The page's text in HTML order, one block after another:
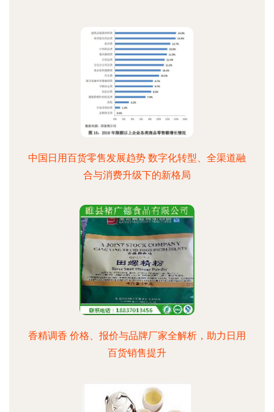
中国日用百货零售发展趋势 数字化转型、全渠道融
合与消费升级下的新格局
香精调香 价格、报价与品牌厂家全解析，助力日用
百货销售提升